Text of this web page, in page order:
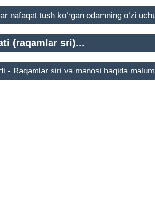
nafaqat tush ko‘rgan odamning o‘zi
(raqamlar sri)...
- Raqamlar siri va manosi haqida